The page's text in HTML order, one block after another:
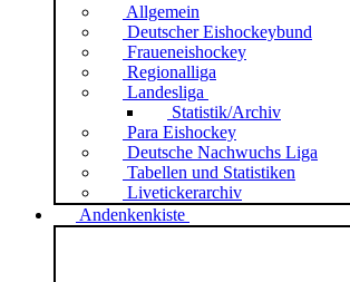
Allgemein
Deutscher Eishockeybund
Fraueneishockey
Regionalliga
Landesliga
Statistik/Archiv
Para Eishockey
Deutsche Nachwuchs Liga
Tabellen und Statistiken
Livetickerarchiv
Andenkenkiste